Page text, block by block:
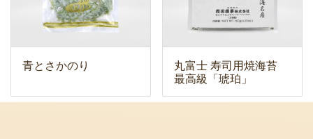
青とさかのり
丸富士 寿司用焼海苔
最高級「琥珀」